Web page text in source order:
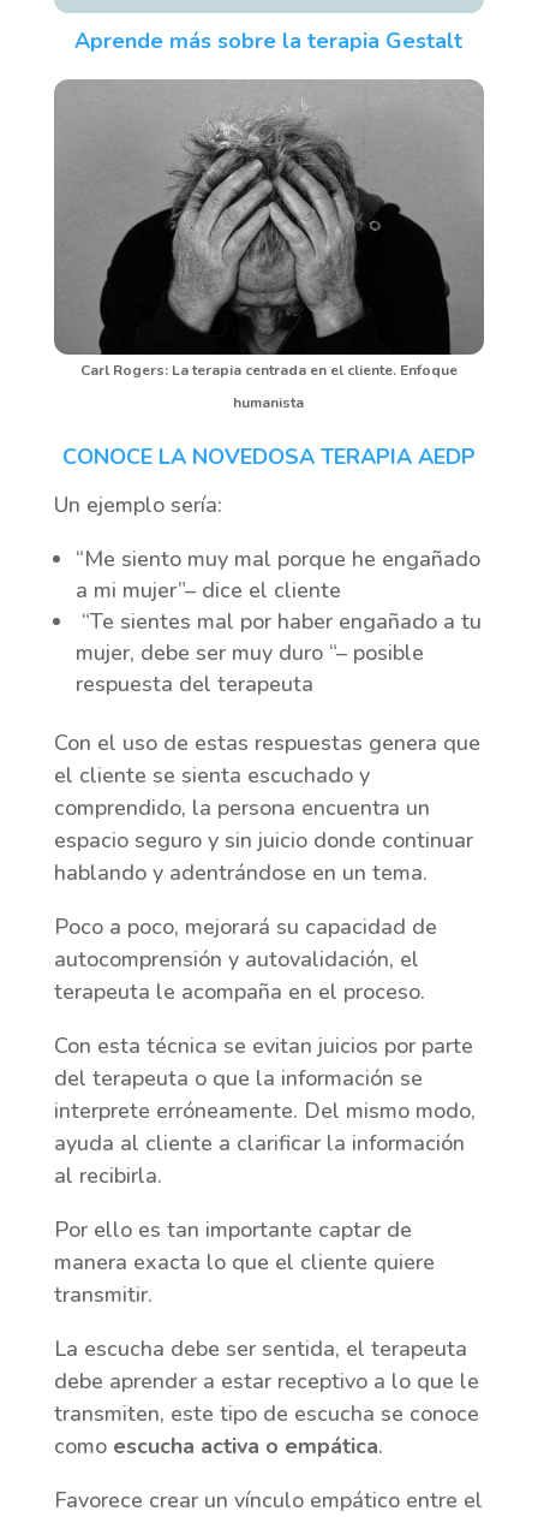
Aprende más sobre la terapia Gestalt
Carl Rogers: La terapia centrada en el cliente. Enfoque
humanista
CONOCE LA NOVEDOSA TERAPIA AEDP
Un ejemplo sería:
“Me siento muy mal porque he engañado
a mi mujer”– dice el cliente
“Te sientes mal por haber engañado a tu
mujer, debe ser muy duro “– posible
respuesta del terapeuta
Con el uso de estas respuestas genera que
el cliente se sienta escuchado y
comprendido, la persona encuentra un
espacio seguro y sin juicio donde continuar
hablando y adentrándose en un tema.
Poco a poco, mejorará su capacidad de
autocomprensión y autovalidación, el
terapeuta le acompaña en el proceso.
Con esta técnica se evitan juicios por parte
del terapeuta o que la información se
interprete erróneamente. Del mismo modo,
ayuda al cliente a clarificar la información
al recibirla.
Por ello es tan importante captar de
manera exacta lo que el cliente quiere
transmitir.
La escucha debe ser sentida, el terapeuta
debe aprender a estar receptivo a lo que le
transmiten, este tipo de escucha se conoce
como escucha activa o empática.
Favorece crear un vínculo empático entre el